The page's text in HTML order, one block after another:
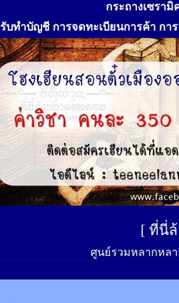
กระถางเซรา
รับทำบัญชี การจดทะเบียนการค้า กา
[ ที่นี่
ศูนย์รวมหลากหลา